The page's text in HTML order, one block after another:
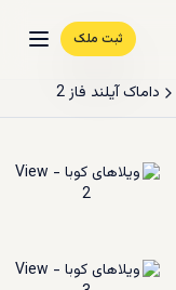
ثبت ملک
داماک آیلند فاز 2